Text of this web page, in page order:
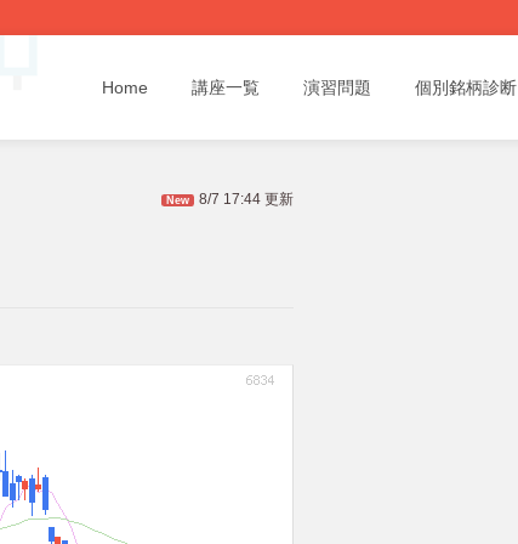
Home 講座一覧 演習問題 個別銘柄診断
New 8/7 17:44 更新